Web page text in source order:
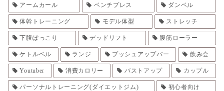
アームカール ベンチプレス ダンベル
体幹トレーニング モデル体型 ストレッチ
下腹ぽっこり デッドリフト 腹筋ローラー
ケトルベル ランジ プッシュアップバー 飲み会
Youtuber 消費カロリー バストアップ カップル
パーソナルトレーニング(ダイエットジム) 初心者向け